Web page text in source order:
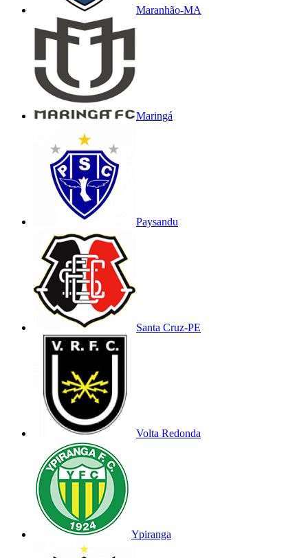
Maranhão-MA
Maringá
Paysandu
Santa Cruz-PE
Volta Redonda
Ypiranga